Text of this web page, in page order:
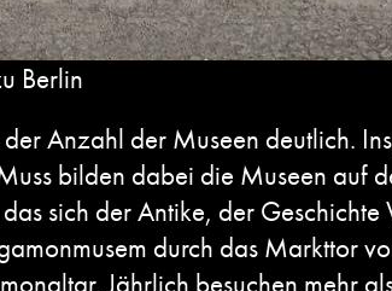
Berlin
der Anzahl derMuseen deutlich.
bilden dabei die Museen auf
sich der Antike, der Geschichte
durch das Markttor